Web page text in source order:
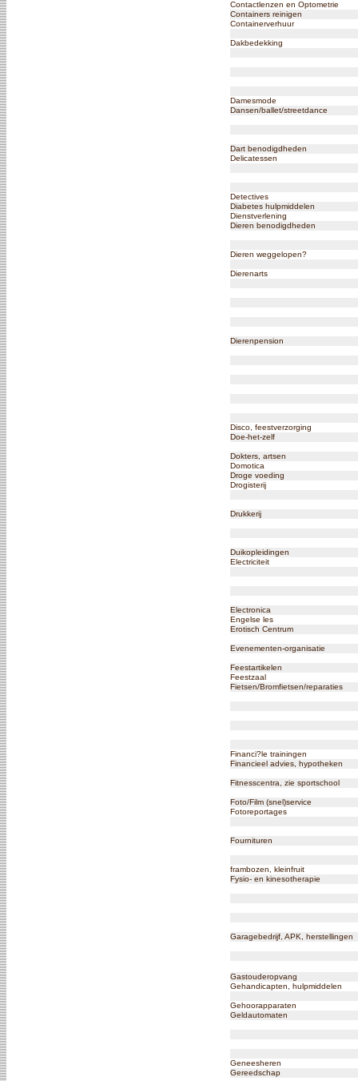
Contactlenzen en Optometrie
Containers reinigen
Containerverhuur
Dakbedekking
Damesmode
Dansen/ballet/streetdance
Dart benodigdheden
Delicatessen
Detectives
Diabetes hulpmiddelen
Dienstverlening
Dieren benodigdheden
Dieren weggelopen?
Dierenarts
Dierenpension
Disco, feestverzorging
Doe-het-zelf
Dokters, artsen
Domotica
Droge voeding
Drogisterij
Drukkerij
Duikopleidingen
Electriciteit
Electronica
Engelse les
Erotisch Centrum
Evenementen-organisatie
Feestartikelen
Feestzaal
Fietsen/Bromfietsen/reparaties
Financi?le trainingen
Financieel advies, hypotheken
Fitnesscentra, zie sportschool
Foto/Film (snel)service
Fotoreportages
Fournituren
frambozen, kleinfruit
Fysio- en kinesotherapie
Garagebedrijf, APK, herstellingen
Gastouderopvang
Gehandicapten, hulpmiddelen
Gehoorapparaten
Geldautomaten
Geneesheren
Gereedschap